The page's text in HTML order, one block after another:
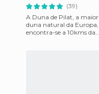
(39)
A Duna de Pilat, a maior
duna natural da Europa,
encontra-se a 10kms da